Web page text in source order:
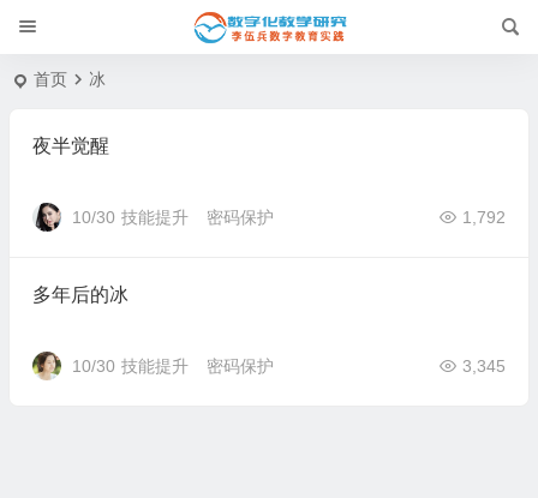
首页 冰
夜半觉醒
10/30 技能提升 1,792
密码保护
多年后的冰
10/30 技能提升 3,345
密码保护